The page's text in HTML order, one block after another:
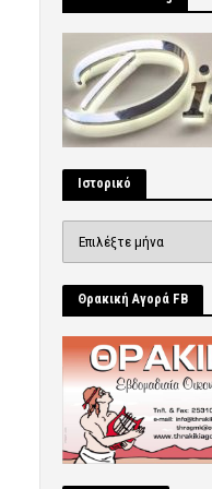
Ιστορικό
Θρακική Αγορά FB